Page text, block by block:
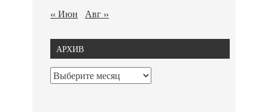
« Июн Авг »
АРХИВ